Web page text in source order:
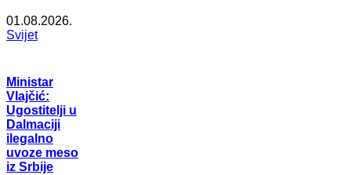
01.08.2026.
Svijet
Ministar
Vlajčić:
Ugostitelji u
Dalmaciji
ilegalno
uvoze meso
iz Srbije